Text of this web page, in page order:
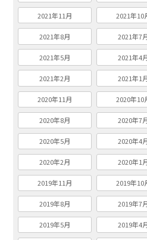
2021年11月 2021年10
2021年8月 2021年7
2021年5月 2021年4
2021年2月 2021年1
2020年11月 2020年10
2020年8月 2020年7
2020年5月 2020年4
2020年2月 2020年1
2019年11月 2019年10
2019年8月 2019年7
2019年5月 2019年4